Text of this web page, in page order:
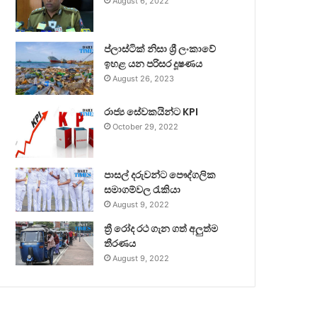
ප්ලාස්ටික් නිසා ශ්‍රී ලංකාවේ
ඉහළ යන පරිසර දූෂණය
August 26, 2023
රාජ්‍ය සේවකයින්ට KPI
October 29, 2022
පාසල් දරුවන්ට පෞද්ගලික
සමාගම්වල රැකියා
August 9, 2022
ත්‍රී රෝද රථ ගැන ගත් අලුත්ම
තීරණය
August 9, 2022